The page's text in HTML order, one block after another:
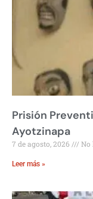
Prisión
Ayotzinapa
7 de agosto, 2026
Leer más »